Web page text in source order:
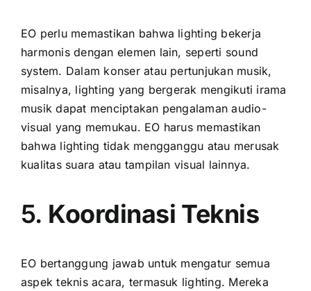
EO perlu memastikan bahwa lighting bekerja
harmonis dengan elemen lain, seperti sound
system. Dalam konser atau pertunjukan musik,
misalnya, lighting yang bergerak mengikuti irama
musik dapat menciptakan pengalaman audio-
visual yang memukau. EO harus memastikan
bahwa lighting tidak mengganggu atau merusak
kualitas suara atau tampilan visual lainnya.
5. Koordinasi Teknis
EO bertanggung jawab untuk mengatur semua
aspek teknis acara, termasuk lighting. Mereka